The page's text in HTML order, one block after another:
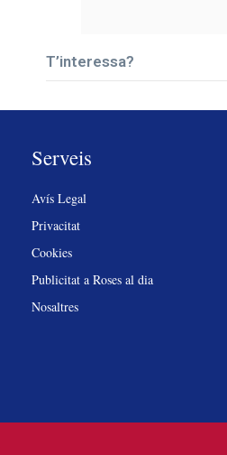
T’interessa?
Serveis
Avís Legal
Privacitat
Cookies
Publicitat a Roses al dia
Nosaltres